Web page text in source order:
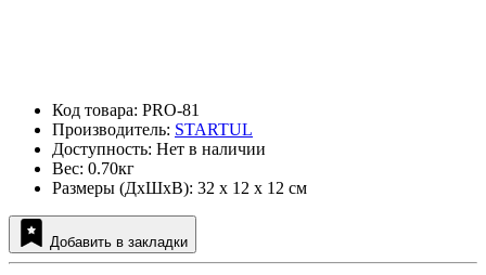
Код товара: PRO-81
Производитель: STARTUL
Доступность: Нет в наличии
Вес: 0.70кг
Размеры (ДxШxВ): 32 x 12 x 12 см
Добавить в закладки